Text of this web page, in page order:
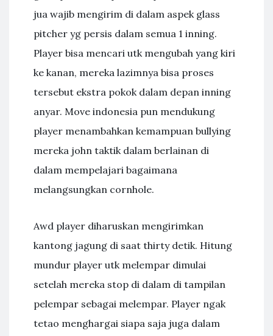
jua wajib mengirim di dalam aspek glass
pitcher yg persis dalam semua 1 inning.
Player bisa mencari utk mengubah yang kiri
ke kanan, mereka lazimnya bisa proses
tersebut ekstra pokok dalam depan inning
anyar. Move indonesia pun mendukung
player menambahkan kemampuan bullying
mereka john taktik dalam berlainan di
dalam mempelajari bagaimana
melangsungkan cornhole.
Awd player diharuskan mengirimkan
kantong jagung di saat thirty detik. Hitung
mundur player utk melempar dimulai
setelah mereka stop di dalam di tampilan
pelempar sebagai melempar. Player ngak
tetao menghargai siapa saja juga dalam